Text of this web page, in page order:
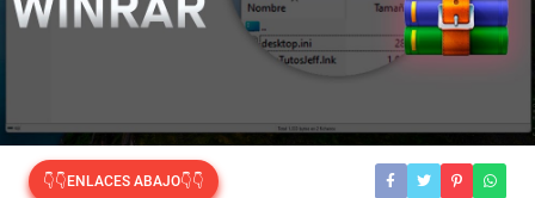
👇👇ENLACES ABAJO👇👇